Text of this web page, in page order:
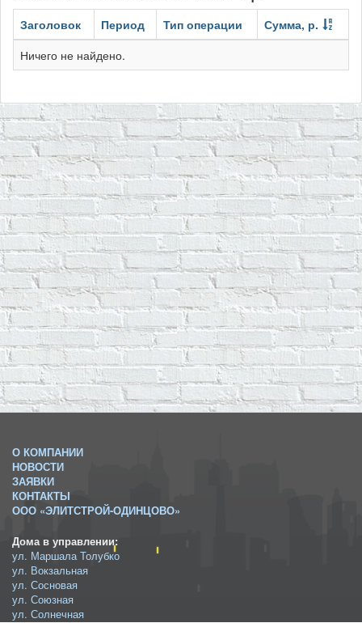
Заголовок Период Тип операции
Сумма, р.
Ничего не найдено.
О КОМПАНИИ
НОВОСТИ
ЗАЯВКИ
КОНТАКТЫ
ООО «ЭЛИТСТРОЙ-ОДИНЦОВО»
Дома в управлении:
ул. Маршала Толубко
ул. Вокзальная
ул. Сосновая
ул. Союзная
ул. Солнечная